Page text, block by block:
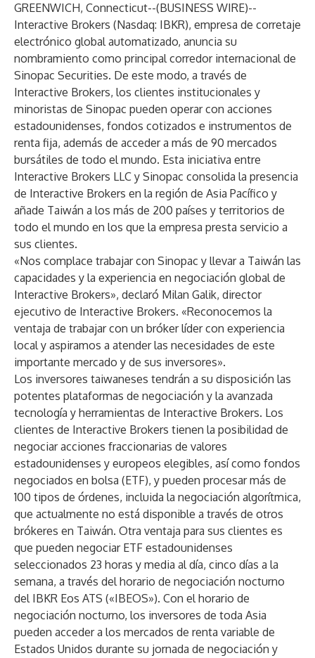
GREENWICH, Connecticut--(BUSINESS WIRE)--
Interactive Brokers (Nasdaq: IBKR), empresa de corretaje
electrónico global automatizado, anuncia su
nombramiento como principal corredor internacional de
Sinopac Securities. De este modo, a través de
Interactive Brokers, los clientes institucionales y
minoristas de Sinopac pueden operar con acciones
estadounidenses, fondos cotizados e instrumentos de
renta fija, además de acceder a más de 90 mercados
bursátiles de todo el mundo. Esta iniciativa entre
Interactive Brokers LLC y Sinopac consolida la presencia
de Interactive Brokers en la región de Asia Pacífico y
añade Taiwán a los más de 200 países y territorios de
todo el mundo en los que la empresa presta servicio a
sus clientes.
«Nos complace trabajar con Sinopac y llevar a Taiwán las
capacidades y la experiencia en negociación global de
Interactive Brokers», declaró Milan Galik, director
ejecutivo de Interactive Brokers. «Reconocemos la
ventaja de trabajar con un bróker líder con experiencia
local y aspiramos a atender las necesidades de este
importante mercado y de sus inversores».
Los inversores taiwaneses tendrán a su disposición las
potentes plataformas de negociación y la avanzada
tecnología y herramientas de Interactive Brokers. Los
clientes de Interactive Brokers tienen la posibilidad de
negociar acciones fraccionarias de valores
estadounidenses y europeos elegibles, así como fondos
negociados en bolsa (ETF), y pueden procesar más de
100 tipos de órdenes, incluida la negociación algorítmica,
que actualmente no está disponible a través de otros
brókeres en Taiwán. Otra ventaja para sus clientes es
que pueden negociar ETF estadounidenses
seleccionados 23 horas y media al día, cinco días a la
semana, a través del horario de negociación nocturno
del IBKR Eos ATS («IBEOS»). Con el horario de
negociación nocturno, los inversores de toda Asia
pueden acceder a los mercados de renta variable de
Estados Unidos durante su jornada de negociación y